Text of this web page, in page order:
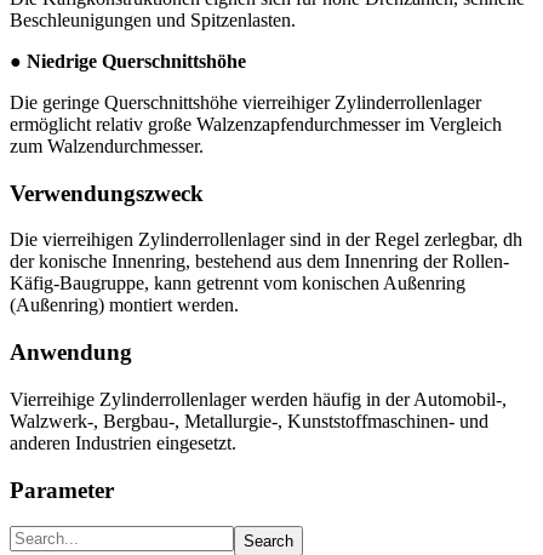
Beschleunigungen und Spitzenlasten.
● Niedrige Querschnittshöhe
Die geringe Querschnittshöhe vierreihiger Zylinderrollenlager
ermöglicht relativ große Walzenzapfendurchmesser im Vergleich
zum Walzendurchmesser.
Verwendungszweck
Die vierreihigen Zylinderrollenlager sind in der Regel zerlegbar, dh
der konische Innenring, bestehend aus dem Innenring der Rollen-
Käfig-Baugruppe, kann getrennt vom konischen Außenring
(Außenring) montiert werden.
Anwendung
Vierreihige Zylinderrollenlager werden häufig in der Automobil-,
Walzwerk-, Bergbau-, Metallurgie-, Kunststoffmaschinen- und
anderen Industrien eingesetzt.
Parameter